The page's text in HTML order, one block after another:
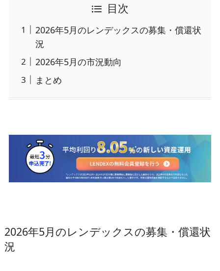
目次
2026年5月のレンデックスの募集・償還状
況
2026年5月の市況動向
まとめ
2026年5月のレンデックスの募集・償還状
況